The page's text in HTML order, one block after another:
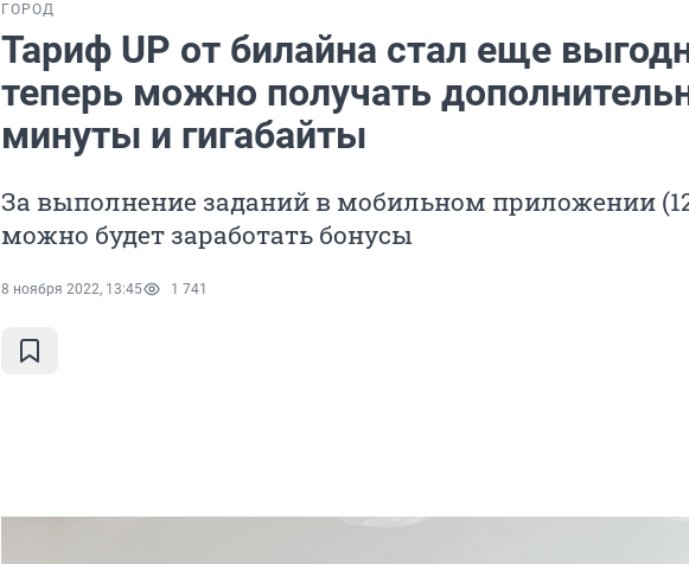
ГОРОД
Тариф UP от билайна стал еще
теперь можно получать
минуты и гигабайты
За выполнение заданий в мобильном приложении
можно будет заработать бонусы
8 ноября 2022, 13:45 1 741